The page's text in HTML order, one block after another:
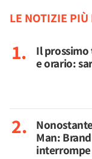
LE NOTIZIE PIÙ
Il prossimo
e orario:
Man: